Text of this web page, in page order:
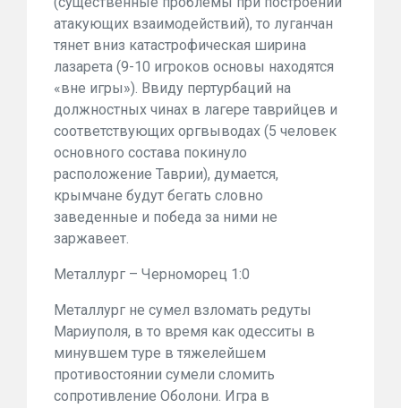
атакующих взаимодействий), то луганчан
тянет вниз катастрофическая ширина
лазарета (9-10 игроков основы находятся
«вне игры»). Ввиду пертурбаций на
должностных чинах в лагере таврийцев и
соответствующих оргвыводах (5 человек
основного состава покинуло
расположение Таврии), думается,
крымчане будут бегать словно
заведенные и победа за ними не
заржавеет.
Металлург – Черноморец 1:0
Металлург не сумел взломать редуты
Мариуполя, в то время как одесситы в
минувшем туре в тяжелейшем
противостоянии сумели сломить
сопротивление Оболони. Игра в